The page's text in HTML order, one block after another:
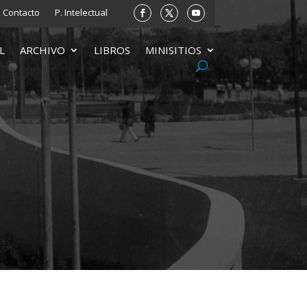
Contacto P. Intelectual
ARCHIVO LIBROS MINISITIOS